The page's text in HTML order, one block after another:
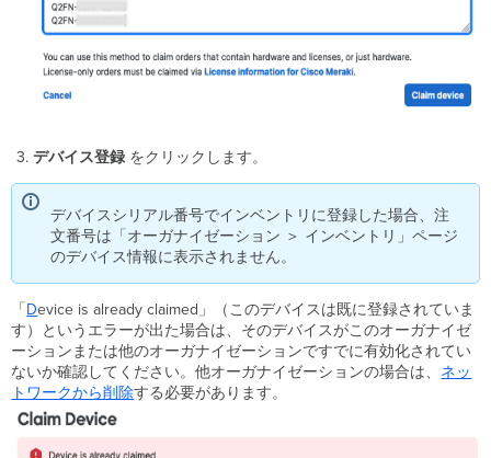
デバイス登録をクリックします。
デバイスシリアル番号でインベントリに登録した場合、注
文番号は「オーガナイゼーション ＞ インベントリ」ページ
のデバイス情報に表示されません。
「Device is already claimed」（このデバイスは既に登録されていま
す）というエラーが出た場合は、そのデバイスがこのオーガナイゼ
ーションまたは他のオーガナイゼーションですでに有効化されてい
ないか確認してください。他オーガナイゼーションの場合は、 ネッ
トワークから削除する必要があります。